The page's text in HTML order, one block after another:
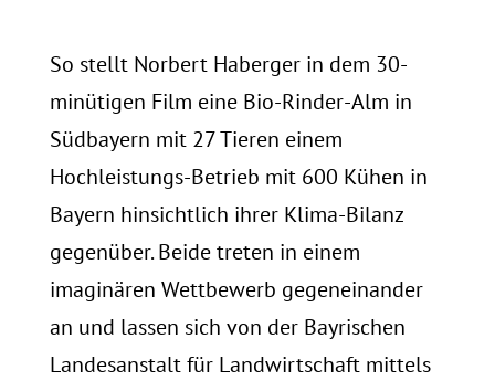
So stellt Norbert Haberger in dem 30-
minütigen Film eine Bio-Rinder-Alm in
Südbayern mit 27 Tieren einem
Hochleistungs-Betrieb mit 600 Kühen in
Bayern hinsichtlich ihrer Klima-Bilanz
gegenüber. Beide treten in einem
imaginären Wettbewerb gegeneinander
an und lassen sich von der Bayrischen
Landesanstalt für Landwirtschaft mittels